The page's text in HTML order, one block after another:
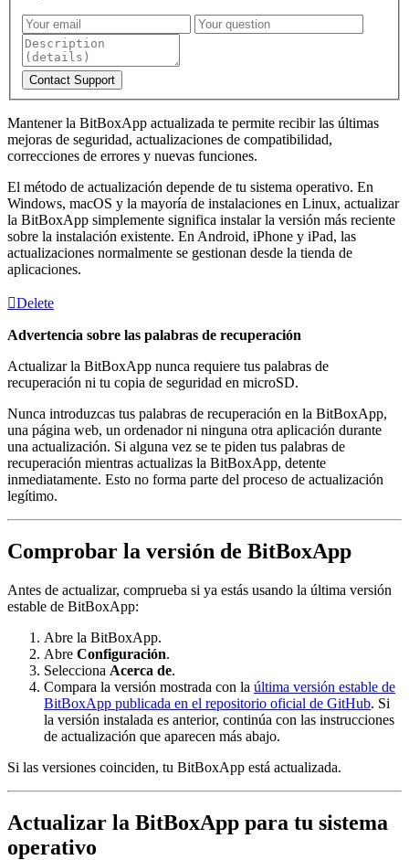
Contact Support
Mantener la BitBoxApp actualizada te permite recibir las últimas
mejoras de seguridad, actualizaciones de compatibilidad,
correcciones de errores y nuevas funciones.
El método de actualización depende de tu sistema operativo. En
Windows, macOS y la mayoría de instalaciones en Linux, actualizar
la BitBoxApp simplemente significa instalar la versión más reciente
sobre la instalación existente. En Android, iPhone y iPad, las
actualizaciones normalmente se gestionan desde la tienda de
aplicaciones.
Delete
Advertencia sobre las palabras de recuperación
Actualizar la BitBoxApp nunca requiere tus palabras de
recuperación ni tu copia de seguridad en microSD.
Nunca introduzcas tus palabras de recuperación en la BitBoxApp,
una página web, un ordenador ni ninguna otra aplicación durante
una actualización. Si alguna vez se te piden tus palabras de
recuperación mientras actualizas la BitBoxApp, detente
inmediatamente. Esto no forma parte del proceso de actualización
legítimo.
Comprobar la versión de BitBoxApp
Antes de actualizar, comprueba si ya estás usando la última versión
estable de BitBoxApp:
Abre la BitBoxApp.
Abre Configuración.
Selecciona Acerca de.
Compara la versión mostrada con la última versión estable de
BitBoxApp publicada en el repositorio oficial de GitHub. Si
la versión instalada es anterior, continúa con las instrucciones
de actualización que aparecen más abajo.
Si las versiones coinciden, tu BitBoxApp está actualizada.
Actualizar la BitBoxApp para tu sistema
operativo